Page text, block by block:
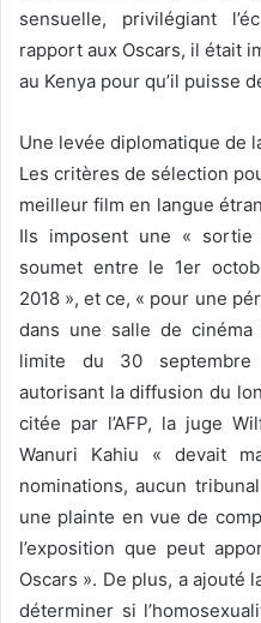
sensuelle, privilégiant
rapport aux Oscars, il était
au Kenya pour qu’il puisse
Une levée diplomatique de
Les critères de sélection
meilleur film en langue
Ils imposent une «
soumet entre le 1er
2018 », et ce, « pour une
dans une salle de
limite du 30 septembre
autorisant la diffusion du
citée par l’AFP, la juge
Wanuri Kahiu « devait
nominations, aucun
une plainte en vue de
l’exposition que peut
Oscars ». De plus, a ajouté
déterminer si